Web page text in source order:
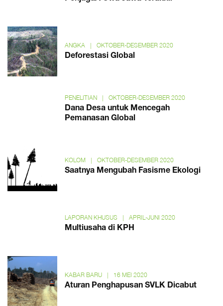
ANGKA | OKTOBER-DESEMBER 2020
Deforestasi Global
PENELITIAN | OKTOBER-DESEMBER 2020
Dana Desa untuk Mencegah
Pemanasan Global
KOLOM | OKTOBER-DESEMBER 2020
Saatnya Mengubah Fasisme Ekologi
LAPORAN KHUSUS | APRIL-JUNI 2020
Multiusaha di KPH
KABAR BARU | 16 MEI 2020
Aturan Penghapusan SVLK Dicabut